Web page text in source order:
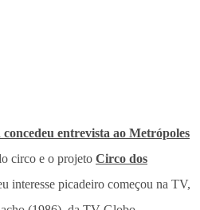
entrevista ao Metrópoles
circo e o projeto Circo dos
interesse picadeiro começou na TV,